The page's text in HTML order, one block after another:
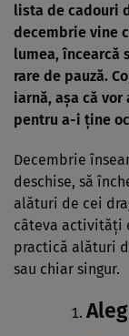
lista de cadouri
decembrie vine
lumea, încearcă
rare de pauză.
iarnă, așa că
pentru a-i ține
Decembrie
deschise, să
alături de cei
câteva activități
practică alături
sau chiar singur.